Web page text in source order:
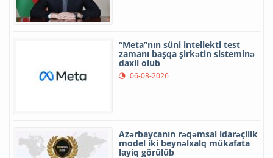
“Meta”nın süni intellekti test
zamanı başqa şirkətin sisteminə
daxil olub
06-08-2026
Azərbaycanın rəqəmsal idarəçilik
model iki beynəlxalq mükafata
layiq görülüb